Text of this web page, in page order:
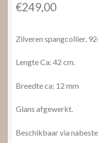
€249,00
Zilveren spangcollier,
Lengte Ca: 42 cm.
Breedte ca: 12 mm
Glans afgewerkt.
Beschikbaar via